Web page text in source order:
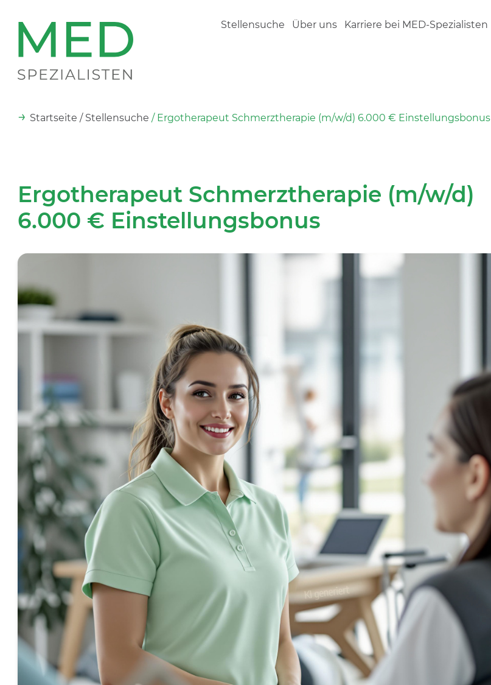
Stellensuche Über uns Karriere bei MED-Spezialisten
→ Startseite / Stellensuche / Ergotherapeut Schmerztherapie (m/w/d) 6.000 € Einstellungsbonus
Ergotherapeut Schmerztherapie (m/w/d)
6.000 € Einstellungsbonus